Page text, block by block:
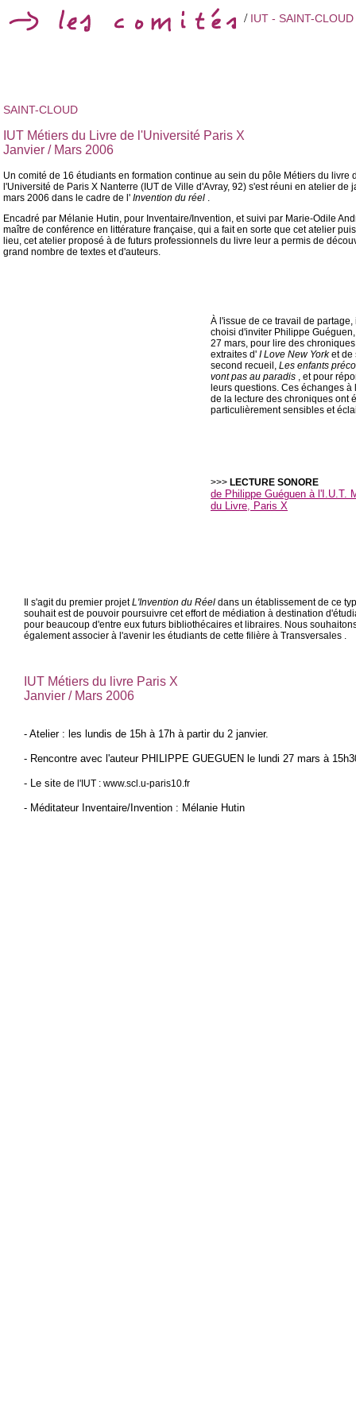
/ IUT - SAINT-CLOUD
SAINT-CLOUD
IUT Métiers du Livre de l'Université Paris X
Janvier / Mars 2006
Un comité de 16 étudiants en formation continue au sein du pôle Métiers du livre
l'Université de Paris X Nanterre (IUT de Ville d'Avray, 92) s'est réuni en atelier de
mars 2006 dans le cadre de l' Invention du réel .
Encadré par Mélanie Hutin, pour Inventaire/Invention, et suivi par Marie-Odile
maître de conférence en littérature française, qui a fait en sorte que cet atelier
lieu, cet atelier proposé à de futurs professionnels du livre leur a permis de
grand nombre de textes et d'auteurs.
À l'issue de ce travail de partage,
choisi d'inviter Philippe
27 mars, pour lire des chroniques
extraites d' I Love New Yorket de
second recueil, Les enfants
vont pas au paradis , et pour
leurs questions. Ces échanges à
de la lecture des chroniques ont
particulièrement sensibles et
>>> LECTURE SONORE
de Philippe Guéguen à l'I.U.T.
du Livre, Paris X
Il s'agit du premier projetL'Invention du Réel dans un établissement de ce
souhait est de pouvoir poursuivre cet effort de médiation à destination
pour beaucoup d'entre eux futurs bibliothécaires et libraires. Nous
également associer à l'avenir les étudiants de cette filière à Transversales .
IUT Métiers du livre Paris X
Janvier / Mars 2006
- Atelier : les lundis de 15h à 17h à partir du 2 janvier.
- Rencontre avec l'auteur PHILIPPE GUEGUEN le lundi 27 mars à
- Le site de l'IUT : www.scl.u-paris10.fr
- Méditateur Inventaire/Invention : Mélanie Hutin